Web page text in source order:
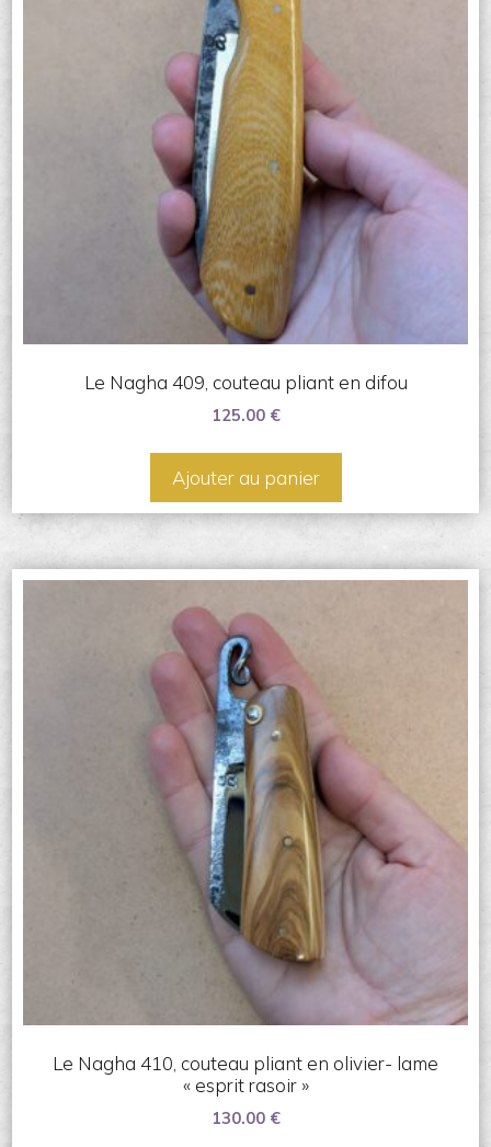
Le Nagha 409, couteau pliant en difou
125.00 €
Ajouter au panier
Le Nagha 410, couteau pliant en olivier- lame
« esprit rasoir »
130.00 €